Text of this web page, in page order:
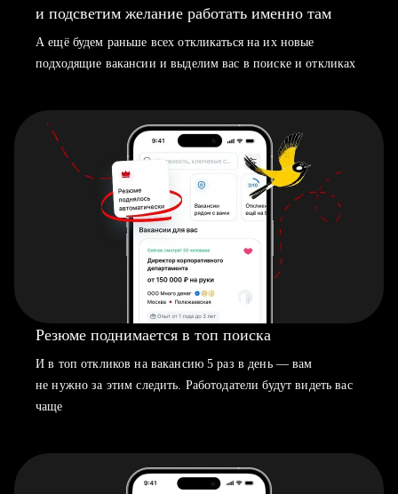
и подсветим желание работать именно там
А ещё будем раньше всех откликаться на их новые
подходящие вакансии и выделим вас в поиске и откликах
Резюме поднимается в топ поиска
И в топ откликов на вакансию 5 раз в день — вам
не нужно за этим следить. Работодатели будут видеть вас
чаще